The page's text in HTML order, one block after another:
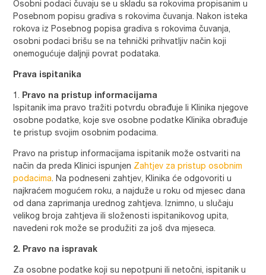
Osobni podaci čuvaju se u skladu sa rokovima propisanim u
Posebnom popisu gradiva s rokovima čuvanja. Nakon isteka
rokova iz Posebnog popisa gradiva s rokovima čuvanja,
osobni podaci brišu se na tehnički prihvatljiv način koji
onemogućuje daljnji povrat podataka.
Prava ispitanika
Pravo na pristup informacijama
Ispitanik ima pravo tražiti potvrdu obrađuje li Klinika njegove
osobne podatke, koje sve osobne podatke Klinika obrađuje
te pristup svojim osobnim podacima.
Pravo na pristup informacijama ispitanik može ostvariti na
način da preda Klinici ispunjen Zahtjev za pristup osobnim
podacima. Na podneseni zahtjev, Klinika će odgovoriti u
najkraćem mogućem roku, a najduže u roku od mjesec dana
od dana zaprimanja urednog zahtjeva. Iznimno, u slučaju
velikog broja zahtjeva ili složenosti ispitanikovog upita,
navedeni rok može se produžiti za još dva mjeseca.
2. Pravo na ispravak
Za osobne podatke koji su nepotpuni ili netočni, ispitanik u